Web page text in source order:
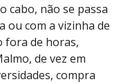
cabo, não se passa
ou com a vizinha de
fora de horas,
de vez em
compra